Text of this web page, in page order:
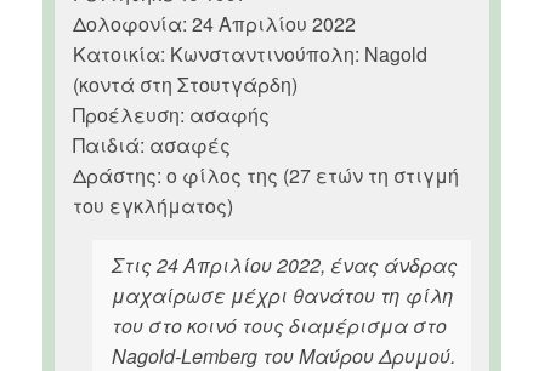
Δολοφονία: 24 Απριλίου 2022
Κατοικία: Κωνσταντινούπολη: Nagold
(κοντά στη Στουτγάρδη)
Προέλευση: ασαφής
Παιδιά: ασαφές
Δράστης: ο φίλος της (27 ετών τη στιγμή
του εγκλήματος)
Στις 24 Απριλίου 2022, ένας άνδρας
μαχαίρωσε μέχρι θανάτου τη φίλη
του στο κοινό τους διαμέρισμα στο
Nagold-Lemberg του Μαύρου Δρυμού.